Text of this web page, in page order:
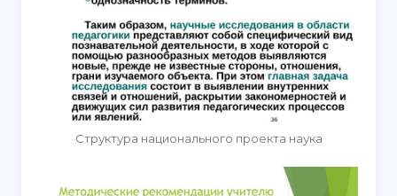
Структура национального проекта наука